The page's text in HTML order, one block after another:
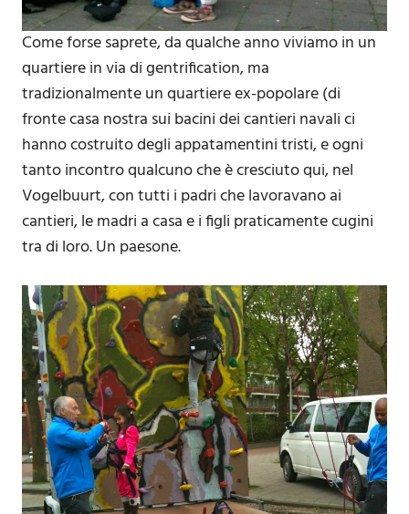
Come forse saprete, da qualche anno viviamo in un
quartiere in via di gentrification, ma
tradizionalmente un quartiere ex-popolare (di
fronte casa nostra sui bacini dei cantieri navali ci
hanno costruito degli appatamentini tristi, e ogni
tanto incontro qualcuno che è cresciuto qui, nel
Vogelbuurt, con tutti i padri che lavoravano ai
cantieri, le madri a casa e i figli praticamente cugini
tra di loro. Un paesone.